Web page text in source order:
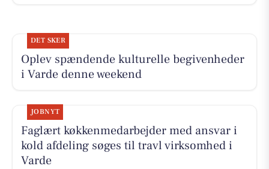
DET SKER
Oplev spændende kulturelle begivenheder
i Varde denne weekend
JOBNYT
Faglært køkkenmedarbejder med ansvar i
kold afdeling søges til travl virksomhed i
Varde